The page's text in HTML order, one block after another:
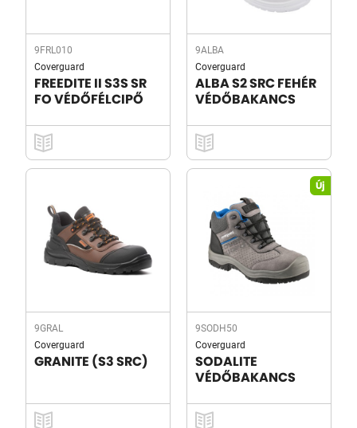
9FRL010
Coverguard
FREEDITE II S3S SR
FO VÉDŐFÉLCIPŐ
9ALBA
Coverguard
ALBA S2 SRC FEHÉR
VÉDŐBAKANCS
9GRAL
Coverguard
GRANITE (S3 SRC)
Új
9SODH50
Coverguard
SODALITE
VÉDŐBAKANCS